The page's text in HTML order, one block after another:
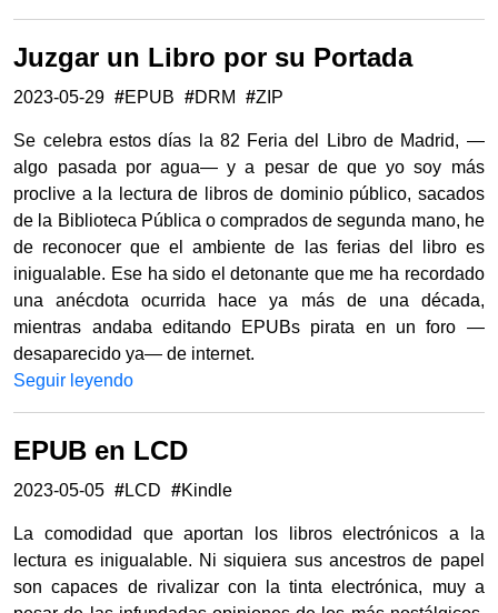
Juzgar un Libro por su Portada
2023-05-29 #EPUB #DRM #ZIP
Se celebra estos días la 82 Feria del Libro de Madrid, —
algo pasada por agua— y a pesar de que yo soy más
proclive a la lectura de libros de dominio público, sacados
de la Biblioteca Pública o comprados de segunda mano, he
de reconocer que el ambiente de las ferias del libro es
inigualable. Ese ha sido el detonante que me ha recordado
una anécdota ocurrida hace ya más de una década,
mientras andaba editando EPUBs pirata en un foro —
desaparecido ya— de internet.
Seguir leyendo
EPUB en LCD
2023-05-05 #LCD #Kindle
La comodidad que aportan los libros electrónicos a la
lectura es inigualable. Ni siquiera sus ancestros de papel
son capaces de rivalizar con la tinta electrónica, muy a